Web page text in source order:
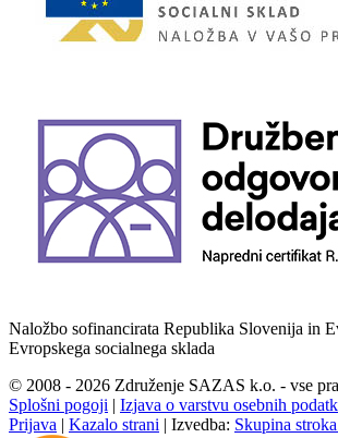
Naložbo sofinancirata Republika Slovenija in
Evropskega socialnega sklada
© 2008 - 2026 Združenje SAZAS k.o. - vse
Splošni pogoji | Izjava o varstvu osebnih
Prijava | Kazalo strani | Izvedba: Skupina